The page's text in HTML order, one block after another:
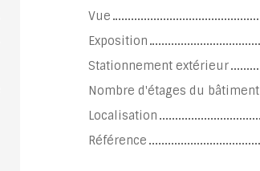
Vue
Exposition
Stationnement extérieur
Nombre d'étages du bâtiment
Localisation
Référence